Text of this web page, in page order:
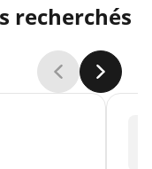
recherchés